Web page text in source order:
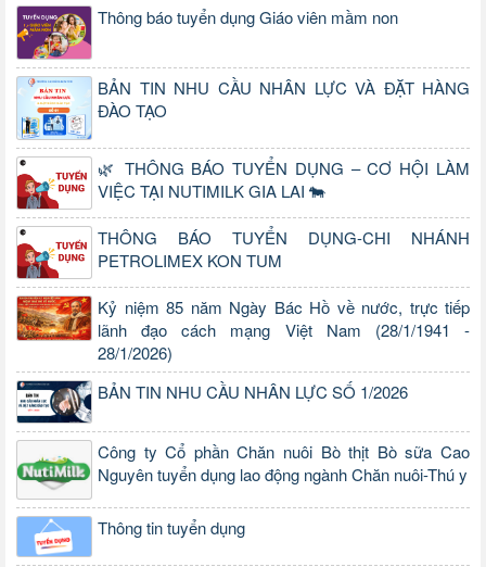
Thông báo tuyển dụng Giáo viên mầm non
BẢN TIN NHU CẦU NHÂN LỰC VÀ ĐẶT HÀNG
ĐÀO TẠO
🌿 THÔNG BÁO TUYỂN DỤNG – CƠ HỘI LÀM
VIỆC TẠI NUTIMILK GIA LAI 🐄
THÔNG BÁO TUYỂN DỤNG-CHI NHÁNH
PETROLIMEX KON TUM
Kỷ niệm 85 năm Ngày Bác Hồ về nước, trực tiếp
lãnh đạo cách mạng Việt Nam (28/1/1941 -
28/1/2026)
BẢN TIN NHU CẦU NHÂN LỰC SỐ 1/2026
Công ty Cổ phần Chăn nuôi Bò thịt Bò sữa Cao
Nguyên tuyển dụng lao động ngành Chăn nuôi-Thú y
Thông tin tuyển dụng